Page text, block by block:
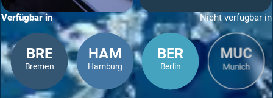
Verfügbar in Nicht verfügbar in
BRE
Bremen
HAM
Hamburg
BER
Berlin
MUC
Munich